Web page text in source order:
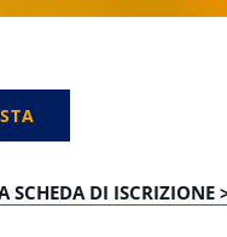
SCHEDA DI ISCRIZIONE